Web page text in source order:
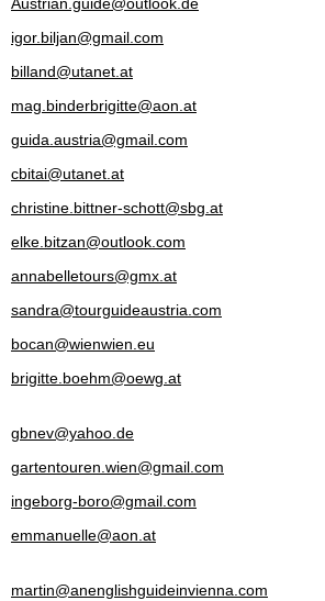
igor.biljan@gmail.com
billand@utanet.at
mag.binderbrigitte@aon.at
guida.austria@gmail.com
cbitai@utanet.at
christine.bittner-schott@sbg.at
elke.bitzan@outlook.com
annabelletours@gmx.at
sandra@tourguideaustria.com
bocan@wienwien.eu
brigitte.boehm@oewg.at
gbnev@yahoo.de
gartentouren.wien@gmail.com
ingeborg-boro@gmail.com
emmanuelle@aon.at
martin@anenglishguideinvienna.com